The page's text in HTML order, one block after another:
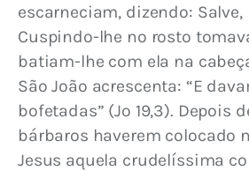
escarneciam, dizendo:
Cuspindo-lhe no rosto
batiam-lhe com ela na
São João acrescenta: “E
bofetadas” (Jo 19,3). Depois
bárbaros haverem colocado
Jesus aquela crudelíssima